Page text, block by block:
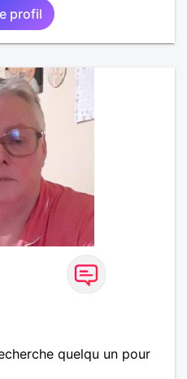
profil
quelqu un pour